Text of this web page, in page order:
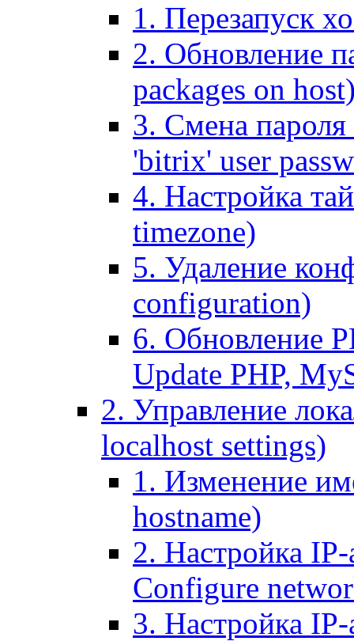
1. Перезапуск
2. Обновление
packages on
3. Смена пароля
'bitrix' user
4. Настройка
timezone)
5. Удаление
configuration)
6. Обновление
Update PHP,
2. Управление
localhost settings)
1. Изменение
hostname)
2. Настройка IP-
Configure
3. Настройка